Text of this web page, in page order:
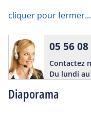
cliquer pour fermer...
Diaporama
05 56
Contactez
Du lundi